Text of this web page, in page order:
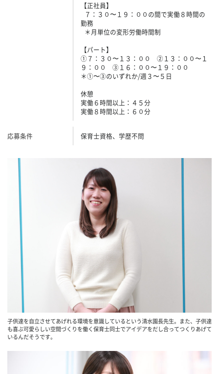
【正社員】
７：３０〜１９：００の間で実働８時間の
勤務
＊月単位の変形労働時間制
【パート】
①７：３０〜１３：００ ②１３：００〜１
９：００ ③１６：００〜１９：００
＊①〜③のいずれか/週３〜５日
休憩
実働６時間以上：４５分
実働８時間以上：６０分
応募条件 保育士資格、学歴不問
子供達を自立させてあげれる環境を意識しているという清水園長先生。また、子供達
も喜ぶ可愛らしい空間づくりを働く保育士同士でアイデアをだし合ってつくりあげて
いるんだそうです。